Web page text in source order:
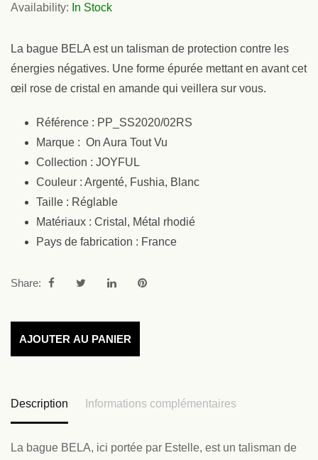
Availability: In Stock
La bague BELA est un talisman de protection contre les
énergies négatives. Une forme épurée mettant en avant cet
œil rose de cristal en amande qui veillera sur vous.
Référence : PP_SS2020/02RS
Marque : On Aura Tout Vu
Collection : JOYFUL
Couleur : Argenté, Fushia, Blanc
Taille : Réglable
Matériaux : Cristal, Métal rhodié
Pays de fabrication : France
Share:
AJOUTER AU PANIER
Description Informations complémentaires
La bague BELA, ici portée par Estelle, est un talisman de